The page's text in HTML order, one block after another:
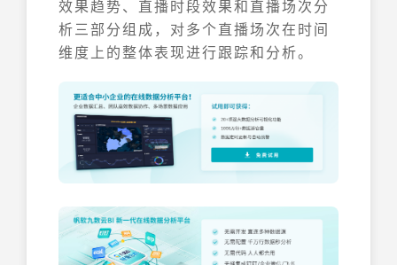
效果趋势、直播时段效果和直播场次分
析三部分组成，对多个直播场次在时间
维度上的整体表现进行跟踪和分析。